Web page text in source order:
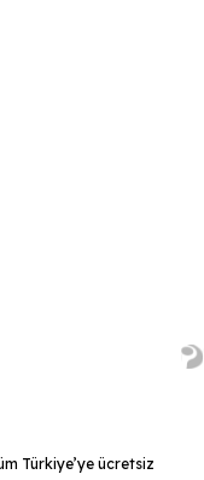
Türkiye’ye ücretsiz